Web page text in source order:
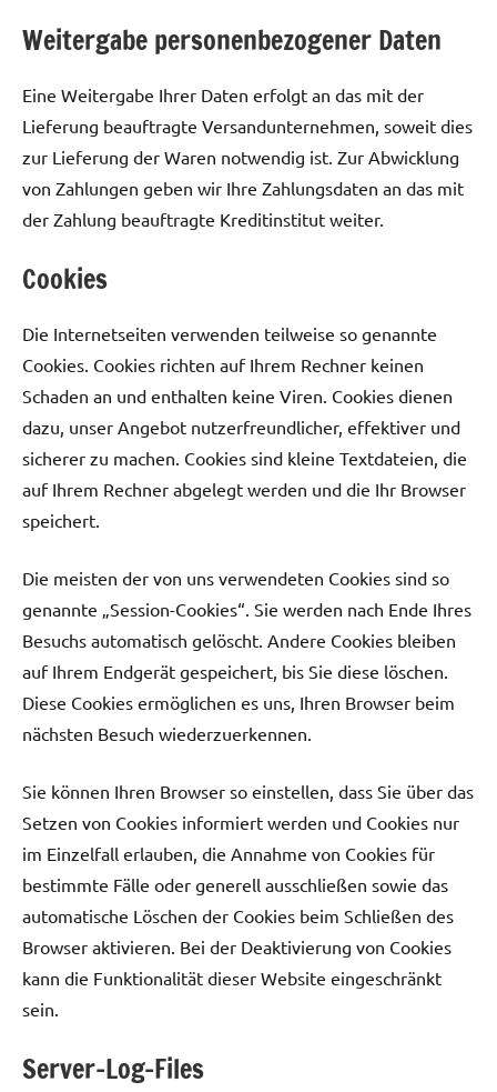
Weitergabe personenbezogener Daten
Eine Weitergabe Ihrer Daten erfolgt an das mit der
Lieferung beauftragte Versandunternehmen, soweit dies
zur Lieferung der Waren notwendig ist. Zur Abwicklung
von Zahlungen geben wir Ihre Zahlungsdaten an das mit
der Zahlung beauftragte Kreditinstitut weiter.
Cookies
Die Internetseiten verwenden teilweise so genannte
Cookies. Cookies richten auf Ihrem Rechner keinen
Schaden an und enthalten keine Viren. Cookies dienen
dazu, unser Angebot nutzerfreundlicher, effektiver und
sicherer zu machen. Cookies sind kleine Textdateien, die
auf Ihrem Rechner abgelegt werden und die Ihr Browser
speichert.
Die meisten der von uns verwendeten Cookies sind so
genannte „Session-Cookies“. Sie werden nach Ende Ihres
Besuchs automatisch gelöscht. Andere Cookies bleiben
auf Ihrem Endgerät gespeichert, bis Sie diese löschen.
Diese Cookies ermöglichen es uns, Ihren Browser beim
nächsten Besuch wiederzuerkennen.
Sie können Ihren Browser so einstellen, dass Sie über das
Setzen von Cookies informiert werden und Cookies nur
im Einzelfall erlauben, die Annahme von Cookies für
bestimmte Fälle oder generell ausschließen sowie das
automatische Löschen der Cookies beim Schließen des
Browser aktivieren. Bei der Deaktivierung von Cookies
kann die Funktionalität dieser Website eingeschränkt
sein.
Server-Log-Files